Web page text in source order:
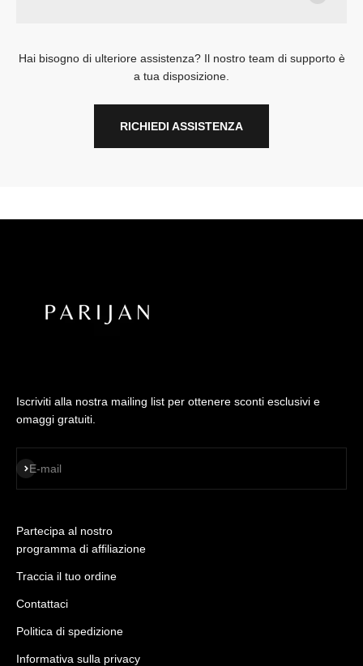
Hai bisogno di ulteriore assistenza? Il nostro team di supporto è
a tua disposizione.
RICHIEDI ASSISTENZA
Iscriviti alla nostra mailing list per ottenere sconti esclusivi e
omaggi gratuiti.
E-mail
ISCRIVITI
Partecipa al nostro
programma di affiliazione
Traccia il tuo ordine
Contattaci
Politica di spedizione
Informativa sulla privacy